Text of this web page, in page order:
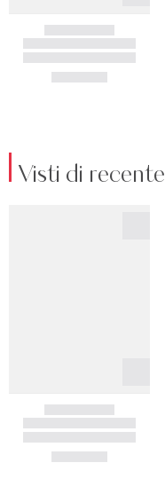
Visti di recente